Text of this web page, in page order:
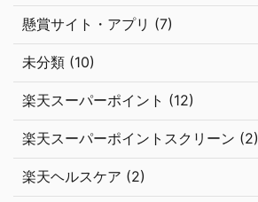
懸賞サイト・アプリ (7)
未分類 (10)
楽天スーパーポイント (12)
楽天スーパーポイントスクリーン (2)
楽天ヘルスケア (2)